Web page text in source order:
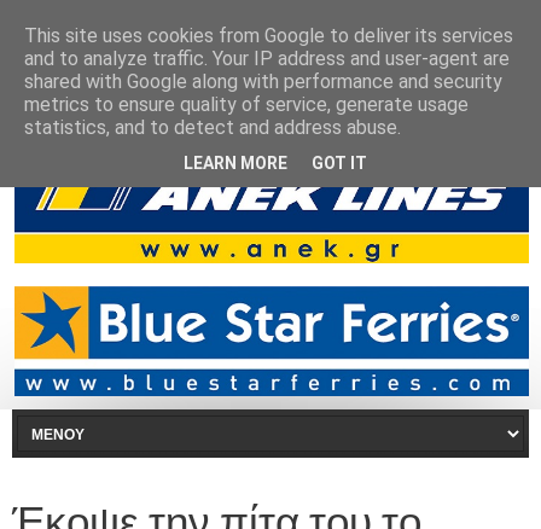
This site uses cookies from Google to deliver its services
and to analyze traffic. Your IP address and user-agent are
shared with Google along with performance and security
metrics to ensure quality of service, generate usage
statistics, and to detect and address abuse.
LEARN MORE GOT IT